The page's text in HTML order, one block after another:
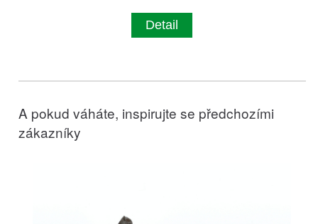
Detail
A pokud váháte, inspirujte se předchozími
zákazníky